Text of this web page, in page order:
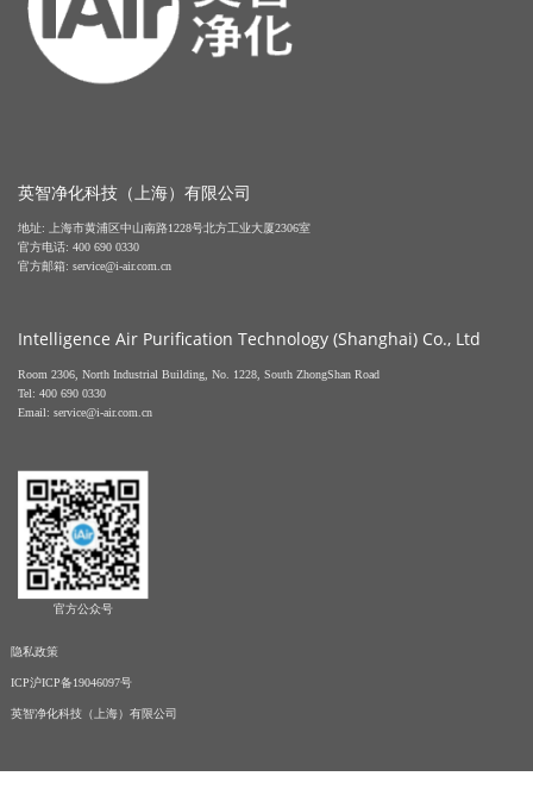
英智净化科技（上海）有限公司
地址: 上海市黄浦区中山南路1228号北方工业大厦2306室
官方电话: 400 690 0330
官方邮箱: service@i-air.com.cn
Intelligence Air Purification Technology (Shanghai) Co., Ltd
Room 2306, North Industrial Building, No. 1228, South ZhongShan Road
Tel: 400 690 0330
Email: service@i-air.com.cn
官方公众号
隐私政策
ICP沪ICP备19046097号
英智净化科技（上海）有限公司